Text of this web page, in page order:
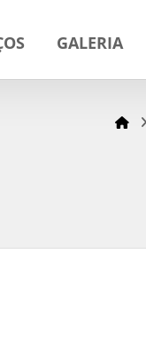
GALERIA